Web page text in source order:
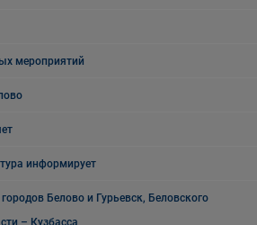
мероприятий
информирует
Белово и Гурьевск, Беловского
– Кузбасса